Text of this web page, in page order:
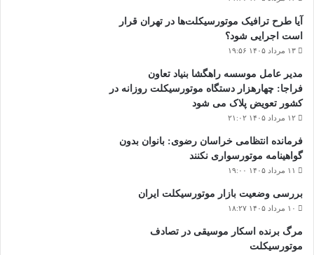
آیا طرح ترافیک موتورسیکلت‌ها در تهران قرار
است اجرایی شود؟
۱۳ مرداد ۱۴۰۵ ۱۹:۵۶
مدیر عامل موسسه راهگشا بنیاد تعاون
فراجا: چهارهزار دستگاه موتورسیکلت روزانه در
کشور تعویض پلاک می شود
۱۲ مرداد ۱۴۰۵ ۲۱:۰۲
فرمانده انتظامی خراسان رضوی: بانوان بدون
گواهینامه موتورسواری نکنند
۱۱ مرداد ۱۴۰۵ ۱۹:۰۰
بررسی وضعیت بازار موتورسیکلت ایران
۱۰ مرداد ۱۴۰۵ ۱۸:۲۷
مرگ برنده اسکار موسیقی در تصادف
موتورسیکلت